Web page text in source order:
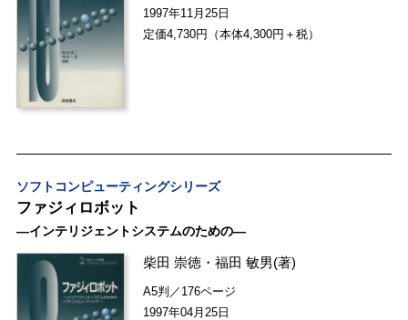
1997年11月25日
定価4,730円（本体4,300円＋税）
ソフトコンピューティングシリーズ
ファジィロボット
―インテリジェントシステムのための―
柴田 崇徳 ・福田 敏男(著)
A5判／176ページ
1997年04月25日